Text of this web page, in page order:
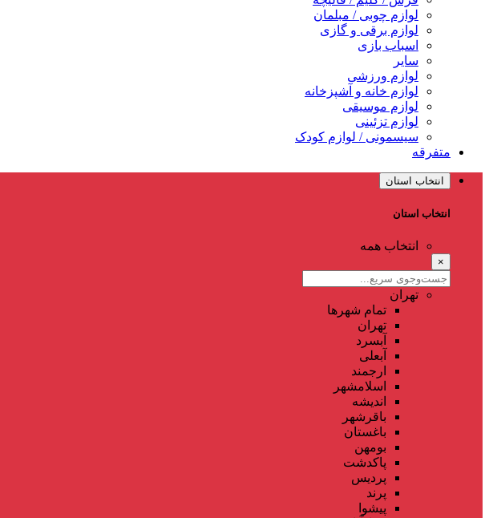
لوازم چوبی / مبلمان
لوازم برقی و گازی
اسباب بازی
سایر
لوازم ورزشی
لوازم خانه و آشپزخانه
لوازم موسیقی
لوازم تزئینی
سیسمونی / لوازم کودک
متفرقه
انتخاب استان
انتخاب استان
انتخاب همه
×
تهران
تمام شهر‌ها
تهران
آبسرد
آبعلی
ارجمند
اسلامشهر
اندیشه
باقرشهر
باغستان
بومهن
پاکدشت
پردیس
پرند
پیشوا